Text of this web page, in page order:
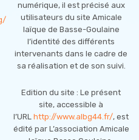
numérique, il est précisé aux
utilisateurs du site Amicale
laïque de Basse-Goulaine
l’identité des différents
intervenants dans le cadre de
sa réalisation et de son suivi.
Edition du site : Le présent
site, accessible à
l’URL http://www.albg44.fr/, est
édité par L’association Amicale